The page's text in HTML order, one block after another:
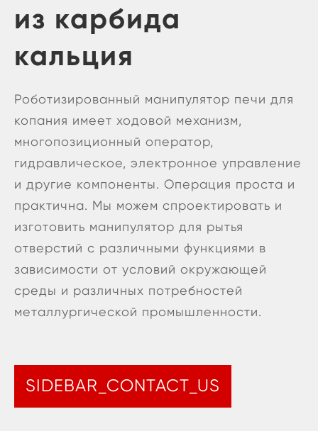
из карбида
кальция
Роботизированный манипулятор печи для
копания имеет ходовой механизм,
многопозиционный оператор,
гидравлическое, электронное управление
и другие компоненты. Операция проста и
практична. Мы можем спроектировать и
изготовить манипулятор для рытья
отверстий с различными функциями в
зависимости от условий окружающей
среды и различных потребностей
металлургической промышленности.
SIDEBAR_CONTACT_US